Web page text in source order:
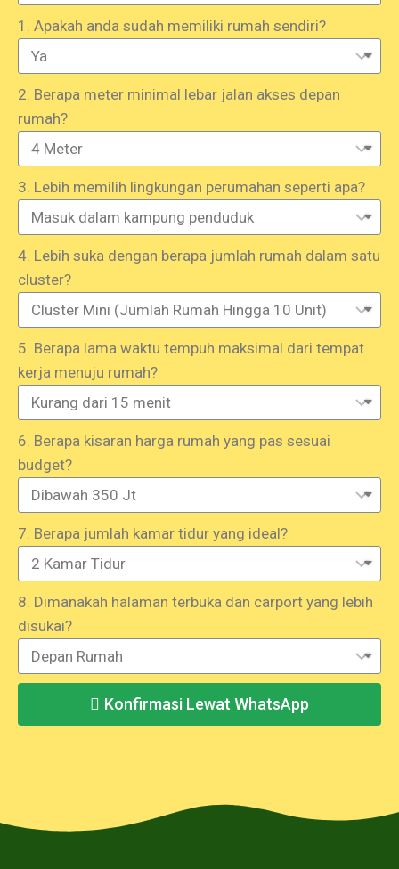
1. Apakah anda sudah memiliki rumah sendiri?
2. Berapa meter minimal lebar jalan akses depan
rumah?
3. Lebih memilih lingkungan perumahan seperti apa?
4. Lebih suka dengan berapa jumlah rumah dalam satu
cluster?
5. Berapa lama waktu tempuh maksimal dari tempat
kerja menuju rumah?
6. Berapa kisaran harga rumah yang pas sesuai
budget?
7. Berapa jumlah kamar tidur yang ideal?
8. Dimanakah halaman terbuka dan carport yang lebih
disukai?
Konfirmasi Lewat WhatsApp